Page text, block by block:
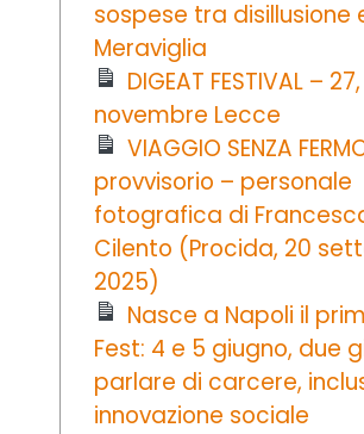
sospese tra disillusione
Meraviglia
DIGEAT FESTIVAL –
novembre Lecce
VIAGGIO SENZA
provvisorio – personale
fotografica di
Cilento (Procida, 20
2025)
Nasce a Napoli il
Fest: 4 e 5 giugno, due
parlare di carcere,
innovazione sociale